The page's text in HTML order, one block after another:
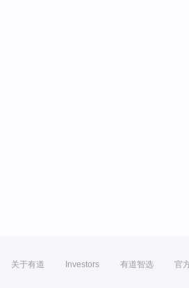
关于有道 Investors 有道智选 官